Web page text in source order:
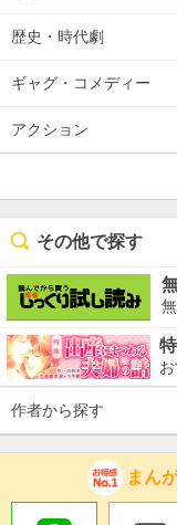
歴史・時代劇
ギャグ・コメディー
アクション
その他で探す
作者から探す
まん